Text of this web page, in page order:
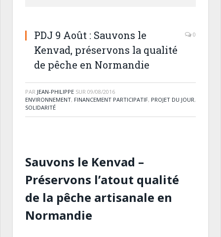
PDJ 9 Août : Sauvons le
Kenvad, préservons la qualité
de pêche en Normandie
0
PAR JEAN-PHILIPPE SUR 09/08/2016
ENVIRONNEMENT, FINANCEMENT PARTICIPATIF, PROJET DU JOUR,
SOLIDARITÉ
Sauvons le Kenvad –
Préservons l’atout qualité
de la pêche artisanale en
Normandie